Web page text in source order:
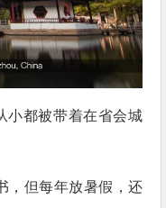
小都被带着在省会城
，但每年放暑假，还